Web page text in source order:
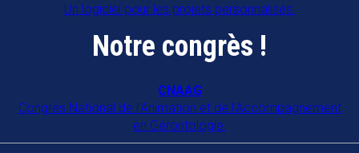
Un logiciel pour les projets personnalisés.
Notre congrès !
CNAAG
Congrès National de l'Animation et de l'Accompagnement
en Gérontologie.